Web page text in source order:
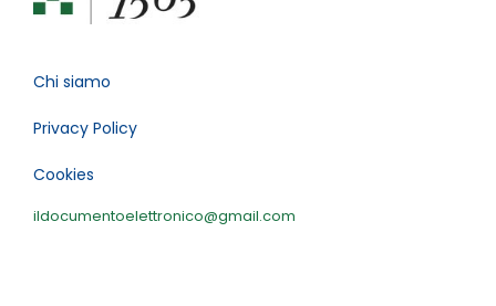
Chi siamo
Privacy Policy
Cookies
ildocumentoelettronico@gmail.com